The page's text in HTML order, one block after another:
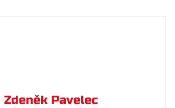
Zdeněk Pavelec